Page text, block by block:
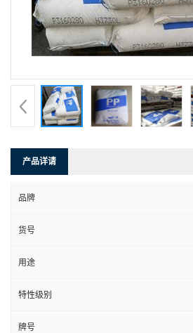
产品详请
品牌
货号
用途
特性级别
牌号